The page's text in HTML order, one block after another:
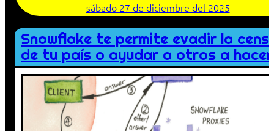
sábado 27 de diciembre del 2025
Snowflake te permite evadir la
de tu país o ayudar a otros a